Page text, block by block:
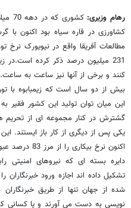
رهام وزیری:
کشاورزی در قاره سیاه بود اکنون
مطالعات آفریقا واقع در نیویورک نرخ
231 میلیون درصد ذکر کرده
کنند و برخی از آنها نیز ساعت به ساعت.
بیش از دو سال است که زیمبابوه با
این میان توان تولید این کشور
گشترش در کنار مجموعه ای از تحریم
یکی پس از دیگری از کار باز ایستند.
اکنون نرخ بیکاری را از مرز 83 درصد عبور داده است.
دایره بسته ای که نیروهای امنیتی
تشکیل داده اند اجازه ورود خبرنگاران
شده از جهان تنها از طریق
نویسی به دست می آورند و یا کسانی